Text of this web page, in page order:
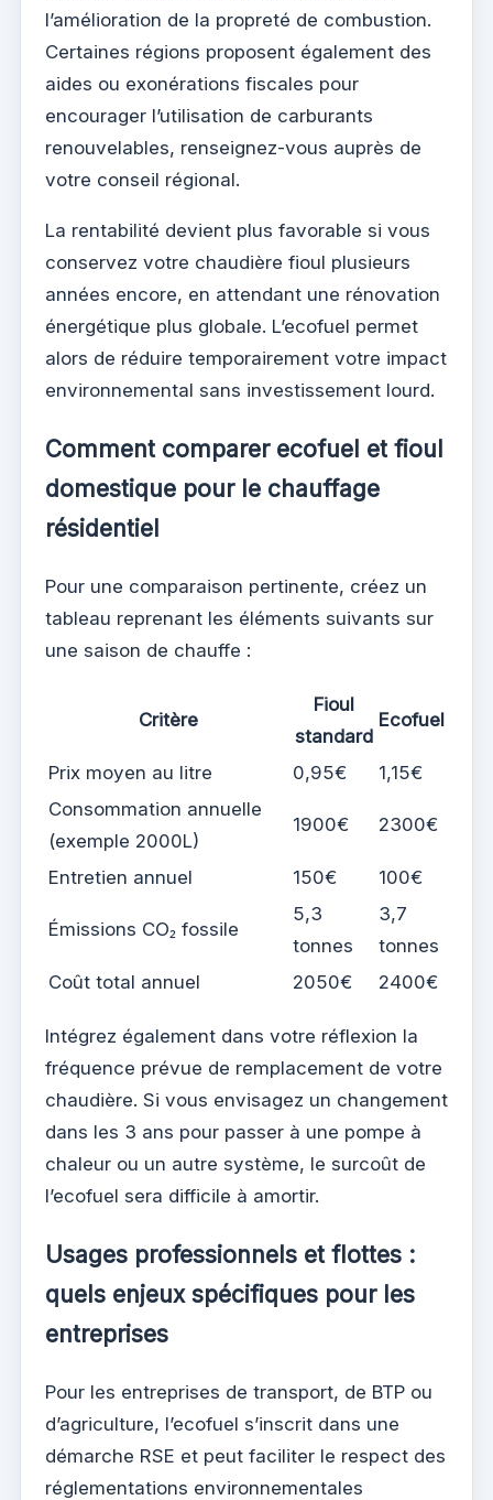
l’amélioration de la propreté de combustion.
Certaines régions proposent également des
aides ou exonérations fiscales pour
encourager l’utilisation de carburants
renouvelables, renseignez-vous auprès de
votre conseil régional.
La rentabilité devient plus favorable si vous
conservez votre chaudière fioul plusieurs
années encore, en attendant une rénovation
énergétique plus globale. L’ecofuel permet
alors de réduire temporairement votre impact
environnemental sans investissement lourd.
Comment comparer ecofuel et fioul
domestique pour le chauffage
résidentiel
Pour une comparaison pertinente, créez un
tableau reprenant les éléments suivants sur
une saison de chauffe :
Critère
Fioul
standard
Ecofuel
Prix moyen au litre 0,95€
1,15€
Consommation annuelle
(exemple 2000L)
1900€ 2300€
Entretien annuel 150€ 100€
Émissions CO₂ fossile
5,3
tonnes
3,7
tonnes
Coût total annuel
2050€ 2400€
Intégrez également dans votre réflexion la
fréquence prévue de remplacement de votre
chaudière. Si vous envisagez un changement
dans les 3 ans pour passer à une pompe à
chaleur ou un autre système, le surcoût de
l’ecofuel sera difficile à amortir.
Usages professionnels et flottes :
quels enjeux spécifiques pour les
entreprises
Pour les entreprises de transport, de BTP ou
d’agriculture, l’ecofuel s’inscrit dans une
démarche RSE et peut faciliter le respect des
réglementations environnementales